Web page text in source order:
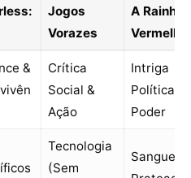
Jogos
Vorazes
A Rainha
Vermelha
&
Crítica
Social &
Ação
Intriga
Política &
Poder
Tecnologia
(Sem
Sangue